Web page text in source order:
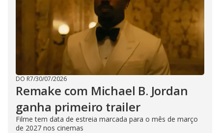
DO R7/30/07/2026
Remake com Michael B. Jordan
ganha primeiro trailer
Filme tem data de estreia marcada para o mês de março
de 2027 nos cinemas